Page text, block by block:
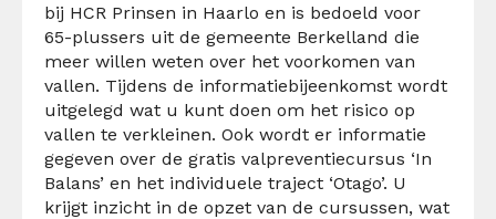
bij HCR Prinsen in Haarlo en is bedoeld voor
65-plussers uit de gemeente Berkelland die
meer willen weten over het voorkomen van
vallen. Tijdens de informatiebijeenkomst wordt
uitgelegd wat u kunt doen om het risico op
vallen te verkleinen. Ook wordt er informatie
gegeven over de gratis valpreventiecursus ‘In
Balans’ en het individuele traject ‘Otago’. U
krijgt inzicht in de opzet van de cursussen, wat